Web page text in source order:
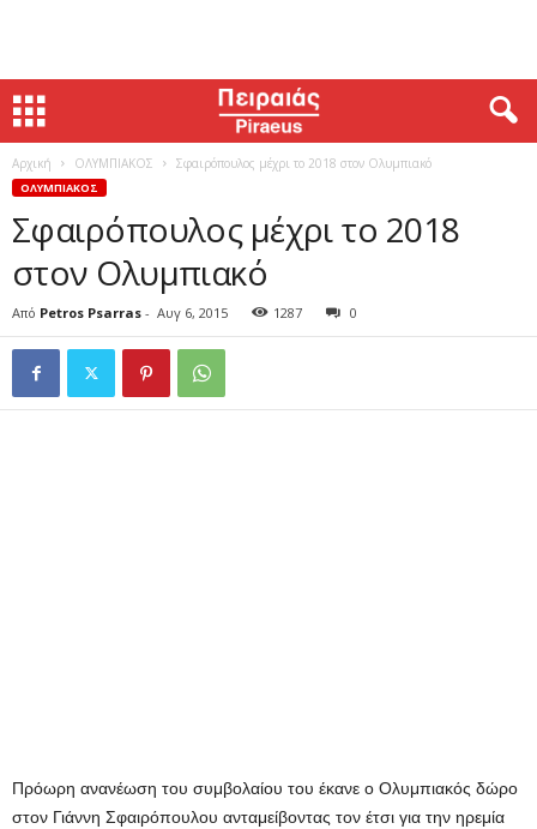
Αρχική ΟΛΥΜΠΙΑΚΟΣ Σφαιρόπουλος μέχρι το 2018 στον Ολυμπιακό
ΟΛΥΜΠΙΑΚΟΣ
Σφαιρόπουλος μέχρι το 2018
στον Ολυμπιακό
Από Petros Psarras - Αυγ 6, 2015 1287 0
Πρόωρη ανανέωση του συμβολαίου του έκανε ο Ολυμπιακός δώρο
στον Γιάννη Σφαιρόπουλου ανταμείβοντας τον έτσι για την ηρεμία